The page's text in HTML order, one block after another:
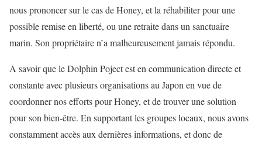
nous prononcer sur le cas de Honey, et la réhabiliter pour une
possible remise en liberté, ou une retraite dans un sanctuaire
marin. Son propriétaire n’a malheureusement jamais répondu.
A savoir que le Dolphin Poject est en communication directe et
constante avec plusieurs organisations au Japon en vue de
coordonner nos efforts pour Honey, et de trouver une solution
pour son bien-être. En supportant les groupes locaux, nous avons
constamment accès aux dernières informations, et donc de